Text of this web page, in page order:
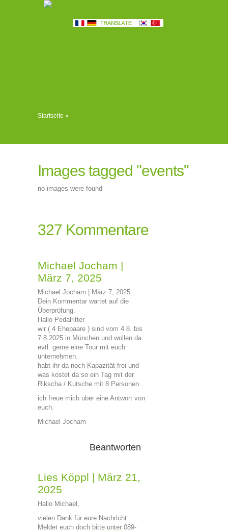
Startseite »
Images tagged "events"
no images were found
327 Kommentare
Michael Jocham |
März 7, 2025
Michael Jocham | März 7, 2025
Dein Kommentar wartet auf die
Überprüfung.
Hallo Pedalritter
wir ( 4 Ehepaare ) sind vom 4.8. bis
7.8.2025 in München und wollen da
evtl. gerne eine Tour mit euch
unternehmen.
habt ihr da noch Kapazität frei und
was kostet da so ein Tag mit der
Rikscha / Kutsche mit 8 Personen .
ich freue mich über eine Antwort von
euch.
Michael Jocham
Beantworten
Lies Köppl | März 21,
2025
Hallo Michael,
vielen Dank für eure Nachricht.
Meldet euch doch bitte unter 089-